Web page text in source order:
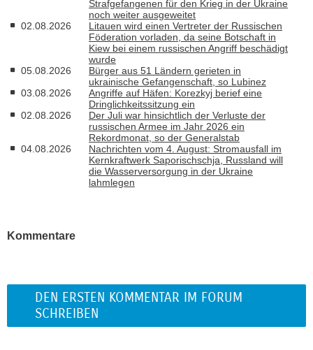
Strafgefangenen für den Krieg in der Ukraine
noch weiter ausgeweitet
02.08.2026
Litauen wird einen Vertreter der Russischen
Föderation vorladen, da seine Botschaft in
Kiew bei einem russischen Angriff beschädigt
wurde
05.08.2026
Bürger aus 51 Ländern gerieten in
ukrainische Gefangenschaft, so Lubinez
03.08.2026
Angriffe auf Häfen: Korezkyj berief eine
Dringlichkeitssitzung ein
02.08.2026
Der Juli war hinsichtlich der Verluste der
russischen Armee im Jahr 2026 ein
Rekordmonat, so der Generalstab
04.08.2026
Nachrichten vom 4. August: Stromausfall im
Kernkraftwerk Saporischschja, Russland will
die Wasserversorgung in der Ukraine
lahmlegen
Kommentare
DEN ERSTEN KOMMENTAR IM FORUM
SCHREIBEN